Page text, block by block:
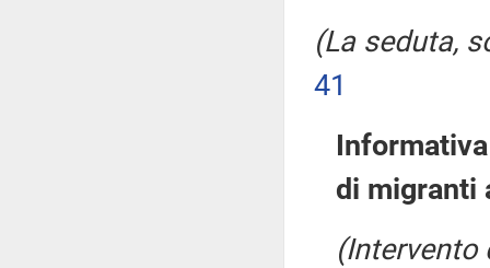
(La seduta,
41
di migranti
(Intervento